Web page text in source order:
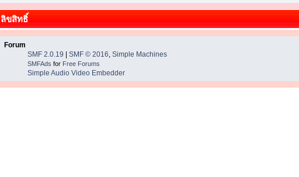
ลิขสิทธิ์
Forum
SMF 2.0.19 |SMF © 2016 ,Simple Machines
SMFAds for Free Forums
Simple Audio Video Embedder